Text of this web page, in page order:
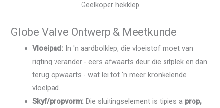
Geelkoper hekklep
Globe Valve Ontwerp & Meetkunde
Vloeipad: In 'n aardbolklep, die vloeistof moet van
rigting verander - eers afwaarts deur die sitplek en dan
terug opwaarts - wat lei tot 'n meer kronkelende
vloeipad.
Skyf/propvorm: Die sluitingselement is tipies a prop,